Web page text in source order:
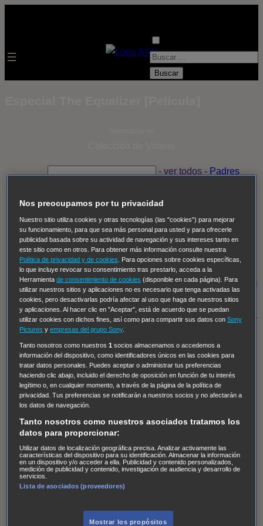
B
- ver todos - Padres
Despedida Salvaje Despedida Salvaje
Thomas, el ojo del FBI Pan Am Dawson crece
Insomnia El Guardián The Blacklist Cinco en familia
Hudson & Rex Diez libras y un sueño Mr Loverman
Regreso al futuro III NUEVE CUERPOS Los últimos
caballeros Tormenta infinita Sing Street Cobra Kai
Tom
y Lola High Country Los casos de Susan Ryeland:
Moonflower Murders Twisted Metal Mentes Criminales:
Evolution Terapia de Choque
Hailey Dean Without Sin: Libre de Culpa Morbius
NCIS: Nueva Orleans
Pandora En fuera de juego
The Shield: Al margen de la ley Duplicated Preacher
The Killing Kind Intersecciones DOC Bite Club
Chicago Fire
de personas desaparecidas Mad Dogs La Sustituta
Ladrón de guante blanco
AXN Masters of Sex Three Pines Accused CarterAlice
Nevers Crossing Lines Einstein Sobrenatural Cómo
defender a un asesino
Reckoning: Ajuste de Cuentas
Nos preocupamos por tu privacidad
Nuestro sitio utiliza cookies y otras tecnologías (las "cookies") para mejorar
su funcionamiento, para que sea más personal para usted y para ofrecerle
publicidad basada sobre su actividad de navegación y sus intereses tanto en
este sitio como en otros. Para obtener más información consulte nuestra
Política de privacidad y de cookies
. Para opciones sobre cookies específicas,
lo que incluye revocar su consentimiento tras prestarlo, acceda a la
Herramientade consentimiento de cookies (disponible en cada página). Para
utilizar nuestros sitios y aplicaciones no es necesario que tenga activadas las
cookies, pero desactivarlas podría afectar al uso que haga de nuestros sitios
y aplicaciones. Al hacer clic en "Aceptar", está de acuerdo que se puedan
utilizar cookies con dichos fines, así como para compartir sus datos conSony
Pictures yempresas del grupo Sony.
Tanto nosotros como nuestros1 socios almacenamos o accedemos a
información del dispositivo, como identificadores únicos en las cookies para
tratar datos personales. Puedes aceptar o administrar tus preferencias
haciendo clic abajo, incluido el derecho de oposición en función de tu interés
legítimo o, en cualquier momento, a través de la página de la política de
privacidad. Tus preferencias se notificarán a nuestros socios y no afectarán a
los datos de navegación.
Tanto nosotros como nuestros asociados tratamos los
datos para proporcionar:
Utilizar datos de localización geográfica precisa. Analizar activamente las
características del dispositivo para su identificación. Almacenar la información
en un dispositivo y/o acceder a ella. Publicidad y contenido personalizados,
medición de publicidad y contenido, investigación de audiencia y desarrollo de
servicios.
Lista de asociados (proveedores)
Mostrar los propósitos